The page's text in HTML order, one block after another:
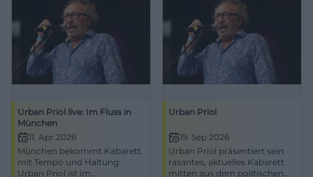
Urban Priol live: Im Fluss in
München
11. Apr 2026
München bekommt Kabarett
mit Tempo und Haltung:
Urban Priol ist im
Urban Priol
19. Sep 2026
Urban Priol präsentiert sein
rasantes, aktuelles Kabarett
mitten aus dem politischen